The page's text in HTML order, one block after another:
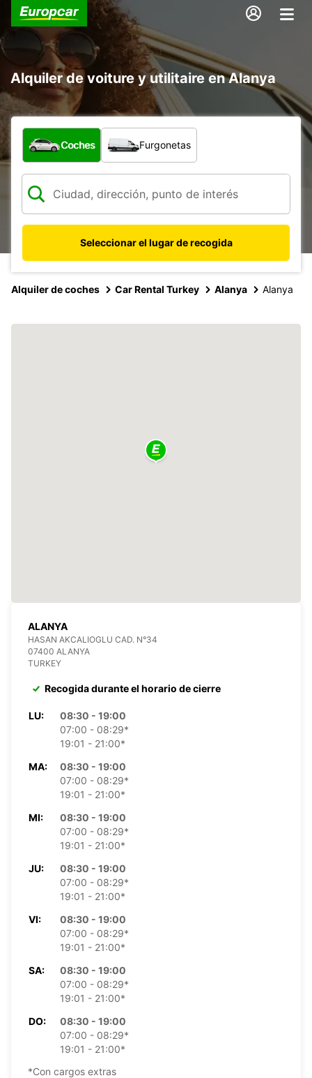
Alquiler de voiture y utilitaire en Alanya
¿Qué tipo de vehículo?
Coches Furgonetas
Seleccionar el lugar de recogida
Alquiler de coches Car Rental Turkey Alanya Alanya
ALANYA
HASAN AKCALIOGLU CAD. N°34
07400 ALANYA
TURKEY
Recogida durante el horario de cierre
LU:
08:30 - 19:00
07:00 - 08:29*
19:01 - 21:00*
MA:
08:30 - 19:00
07:00 - 08:29*
19:01 - 21:00*
MI:
08:30 - 19:00
07:00 - 08:29*
19:01 - 21:00*
JU:
08:30 - 19:00
07:00 - 08:29*
19:01 - 21:00*
VI:
08:30 - 19:00
07:00 - 08:29*
19:01 - 21:00*
SA:
08:30 - 19:00
07:00 - 08:29*
19:01 - 21:00*
DO:
08:30 - 19:00
07:00 - 08:29*
19:01 - 21:00*
*Con cargos extras